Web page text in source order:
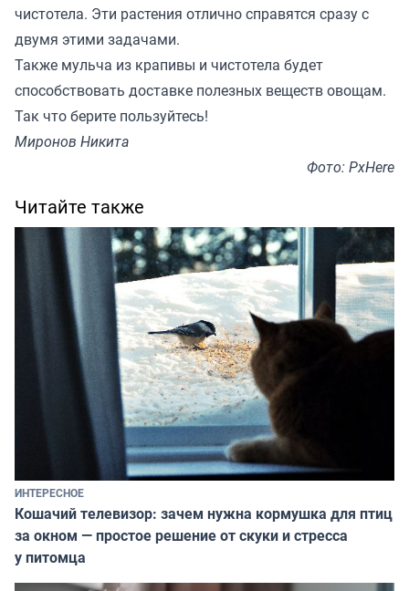
чистотела. Эти растения отлично справятся сразу с
двумя этими задачами.
Также мульча из крапивы и чистотела будет
способствовать доставке полезных веществ овощам.
Так что берите пользуйтесь!
Миронов Никита
Фото: PxHere
Читайте также
ИНТЕРЕСНОЕ
Кошачий телевизор: зачем нужна кормушка для птиц
за окном — простое решение от скуки и стресса
у питомца